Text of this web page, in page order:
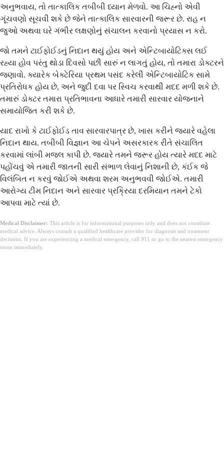
અનુભવાય, તો તાત્કાલિક તબીબી ધ્યાન મેળવો. આ ચિહ્નો એવી
ગૂંચવણો સૂચવી શકે છે જેને તાત્કાલિક સારવારની જરૂર છે. રાહ ન
જુઓ અથવા ઘરે ગંભીર લક્ષણોનું સંચાલન કરવાનો પ્રયાસ ન કરો.
જો તમને ટાઈફોઈડનું નિદાન થયું હોય અને એન્ટિબાયોટિક્સ લઈ
રહ્યા હોવ પરંતુ થોડા દિવસો પછી સારું ન લાગતું હોય, તો તમારા ડોક્ટરને
જણાવો. ક્યારેક બેક્ટેરિયા પ્રથમ પસંદ કરેલી એન્ટિબાયોટિક સામે
પ્રતિરોધક હોય છે, અને જુદી દવા પર સ્વિચ કરવાથી મદદ મળી શકે છે.
તમારું ડોક્ટર તમારા પ્રતિભાવના આધારે તમારી સારવાર યોજનાને
સમાયોજિત કરી શકે છે.
યાદ રાખો કે ટાઈફોઈડ તાવ સારવારપાત્ર છે, ખાસ કરીને જ્યારે વહેલા
નિદાન થાય. તબીબી વિજ્ઞાન આ ચેપને અસરકારક રીતે સંચાલિત
કરવામાં લાંબી મજલ કાપી છે. જ્યારે તમને જરૂર હોય ત્યારે મદદ માટે
પહોંચવું એ તમારી જાતની સારી સંભાળ લેવાનું નિશાની છે, કંઈક જે
વિલંબિત ન કરવું જોઈએ અથવા શરમ અનુભવવી જોઈએ. તમારી
આરોગ્ય ટીમ નિદાન અને સારવાર પ્રક્રિયા દરમિયાન તમને ટેકો
આપવા માટે ત્યાં છે.
Medical Disclaimer: This article is for informational purposes only and does not constitute
medical advice. Always consult a qualified healthcare provider for diagnosis and treatment
decisions. If you are experiencing a medical emergency, call 911 or go to the nearest emergency
room immediately.